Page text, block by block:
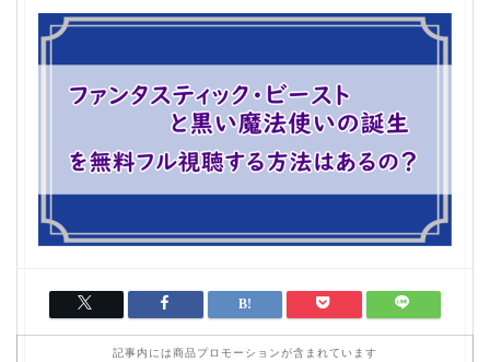
記事内には商品プロモーションが含まれています